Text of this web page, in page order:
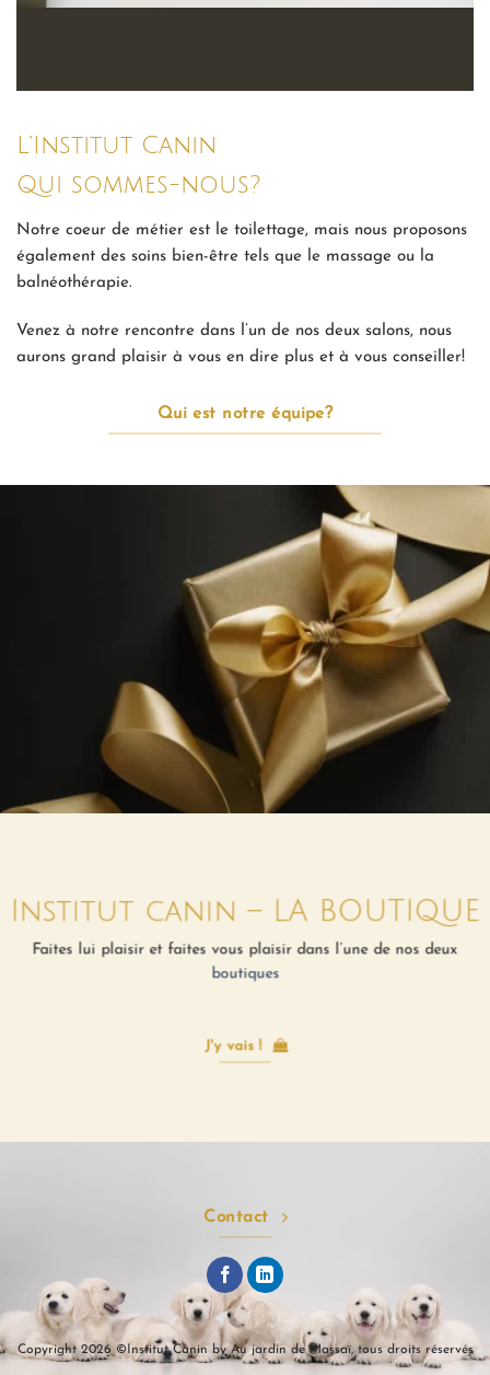
L’Institut Canin
Qui sommes-nous?
Notre coeur de métier est le toilettage, mais nous proposons
également des soins bien-être tels que le massage ou la
balnéothérapie.
Venez à notre rencontre dans l’un de nos deux salons, nous
aurons grand plaisir à vous en dire plus et à vous conseiller!
Qui est notre équipe?
Institut canin – LA BOUTIQUE
Faites lui plaisir et faites vous plaisir dans l’une de nos deux
boutiques
J'y vais !
Contact
Copyright 2026 ©Institut Canin by Au jardin de Massaï, tous droits réservés